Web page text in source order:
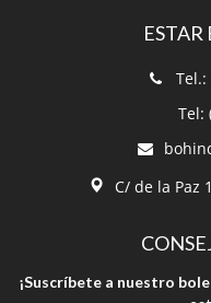
Tel.:
Tel:
C/ de la Paz
¡Suscríbete a nuestro